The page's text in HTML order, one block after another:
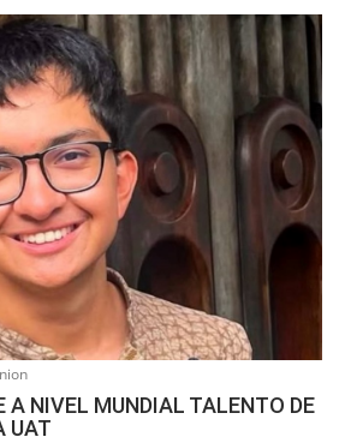
A NIVEL MUNDIAL TALENTO DE
UAT